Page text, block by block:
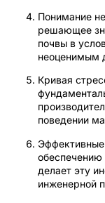
Понимание
решающее
почвы в
неоценимым
Кривая
поведении
обеспечению
делает эту
инженерной